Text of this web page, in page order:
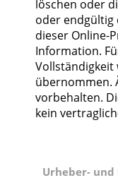
löschen oder
oder endgültig
dieser Online-
Information.
Vollständigkeit
übernommen.
vorbehalten.
kein
Urheber-